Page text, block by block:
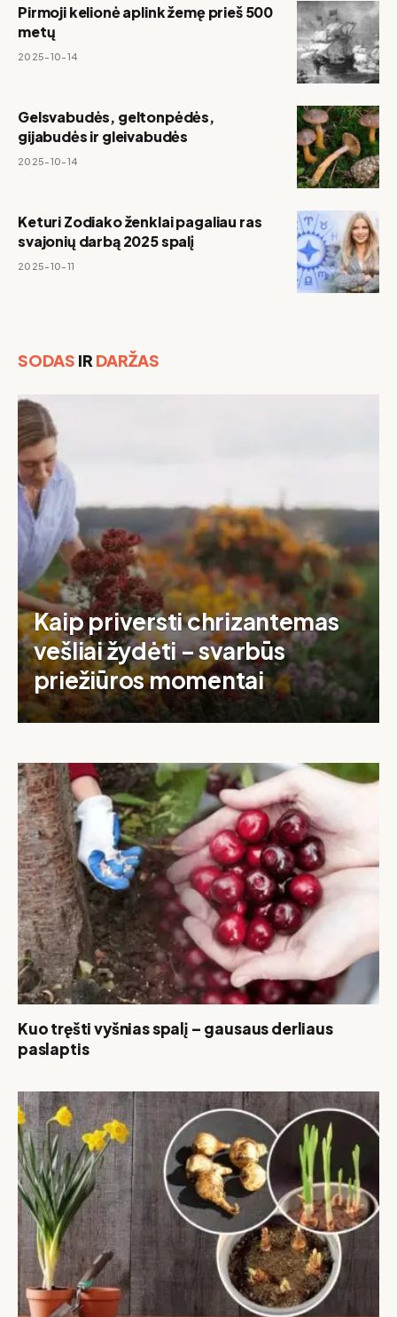
Pirmoji kelionė aplink žemę prieš 500
metų
2025-10-14
Gelsvabudės, geltonpėdės,
gijabudės ir gleivabudės
2025-10-14
Keturi Zodiako ženklai pagaliau ras
svajonių darbą 2025 spalį
2025-10-11
SODAS IR DARŽAS
Kaip priversti chrizantemas
vešliai žydėti – svarbūs
priežiūros momentai
Kuo tręšti vyšnias spalį – gausaus derliaus
paslaptis